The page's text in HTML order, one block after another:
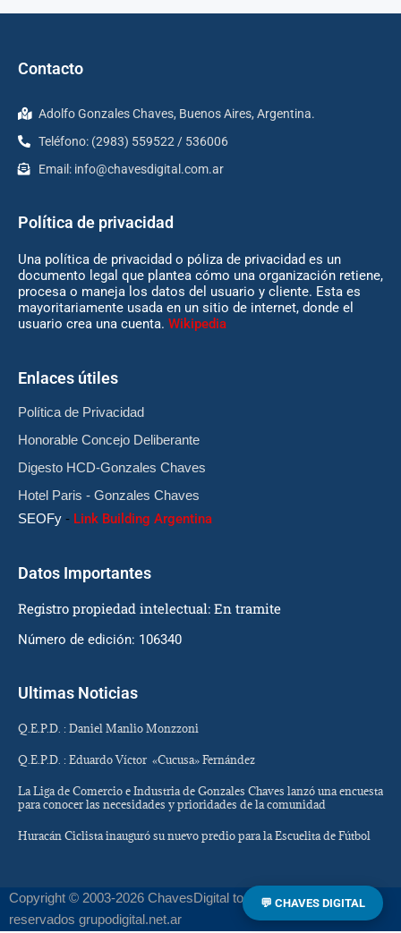
Contacto
Adolfo Gonzales Chaves, Buenos Aires, Argentina.
Teléfono: (2983) 559522 / 536006
Email: info@chavesdigital.com.ar
Política de privacidad
Una política de privacidad o póliza de privacidad es un
documento legal que plantea cómo una organización retiene,
procesa o maneja los datos del usuario y cliente. Esta es
mayoritariamente usada en un sitio de internet, donde el
usuario crea una cuenta. Wikipedia
Enlaces útiles
Política de Privacidad
Honorable Concejo Deliberante
Digesto HCD-Gonzales Chaves
Hotel Paris - Gonzales Chaves
SEOFy - Link Building Argentina
Datos Importantes
Registro propiedad intelectual: En tramite
Número de edición: 106340
Ultimas Noticias
Q.E.P.D. : Daniel Manlio Monzzoni
Q.E.P.D. : Eduardo Víctor «Cucusa» Fernández
La Liga de Comercio e Industria de Gonzales Chaves lanzó una encuesta
para conocer las necesidades y prioridades de la comunidad
Huracán Ciclista inauguró su nuevo predio para la Escuelita de Fútbol
Copyright © 2003-2026 ChavesDigital todos los derechos
reservados grupodigital.net.ar
💬 CHAVES DIGITAL